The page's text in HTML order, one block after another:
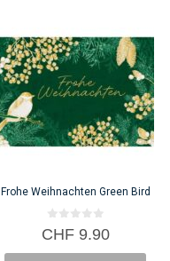
Frohe Weihnachten Green Bird
0
v
CHF9.90